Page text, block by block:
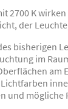
2700 K
der
bisherigen
im
am
und mögliche